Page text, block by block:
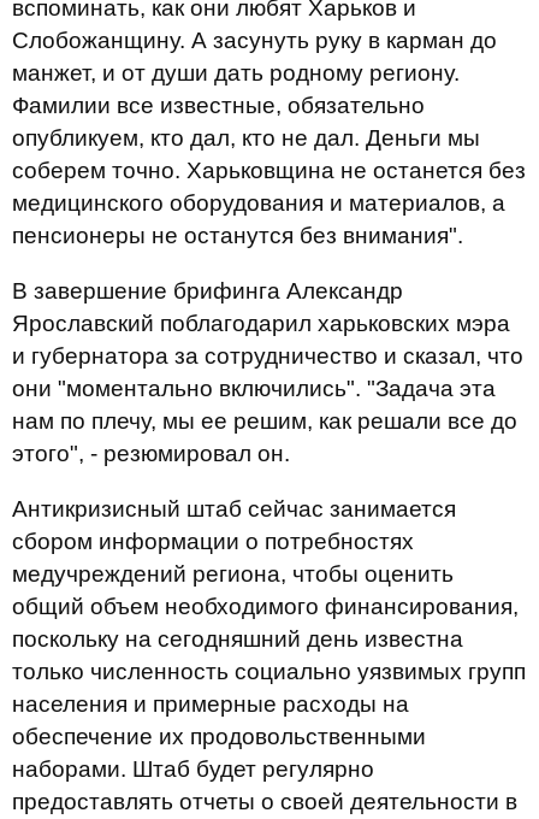
вспоминать, как они любят Харьков и
Слобожанщину. А засунуть руку в карман до
манжет, и от души дать родному региону.
Фамилии все известные, обязательно
опубликуем, кто дал, кто не дал. Деньги мы
соберем точно. Харьковщина не останется без
медицинского оборудования и материалов, а
пенсионеры не останутся без внимания".
В завершение брифинга Александр
Ярославский поблагодарил харьковских мэра
и губернатора за сотрудничество и сказал, что
они "моментально включились". "Задача эта
нам по плечу, мы ее решим, как решали все до
этого", - резюмировал он.
Антикризисный штаб сейчас занимается
сбором информации о потребностях
медучреждений региона, чтобы оценить
общий объем необходимого финансирования,
поскольку на сегодняшний день известна
только численность социально уязвимых групп
населения и примерные расходы на
обеспечение их продовольственными
наборами. Штаб будет регулярно
предоставлять отчеты о своей деятельности в